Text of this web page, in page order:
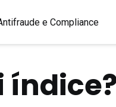
e Compliance